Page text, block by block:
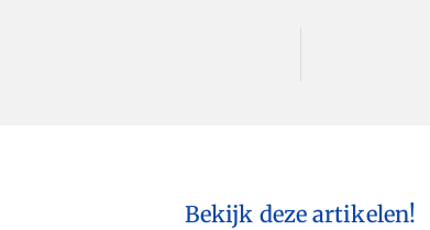
Bekijk deze artikelen!